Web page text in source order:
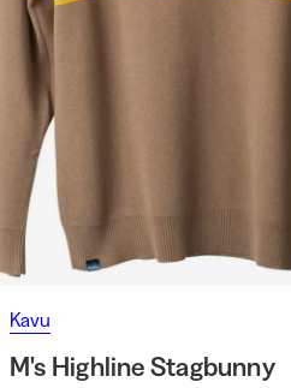
Kavu
M's Highline Stagbunny